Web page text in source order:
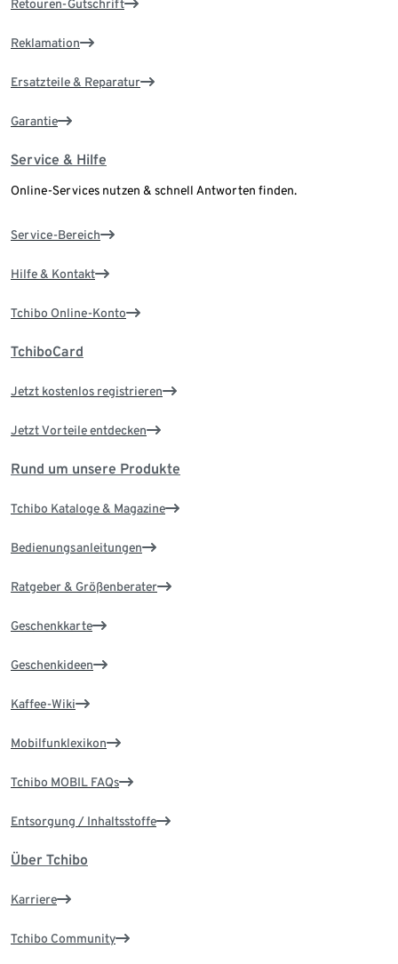
Retouren-Gutschrift
Reklamation
Ersatzteile & Reparatur
Garantie
Service & Hilfe
Online-Services nutzen & schnell Antworten finden.
Service-Bereich
Hilfe & Kontakt
Tchibo Online-Konto
TchiboCard
Jetzt kostenlos registrieren
Jetzt Vorteile entdecken
Rund um unsere Produkte
Tchibo Kataloge & Magazine
Bedienungsanleitungen
Ratgeber & Größenberater
Geschenkkarte
Geschenkideen
Kaffee-Wiki
Mobilfunklexikon
Tchibo MOBIL FAQs
Entsorgung / Inhaltsstoffe
Über Tchibo
Karriere
Tchibo Community